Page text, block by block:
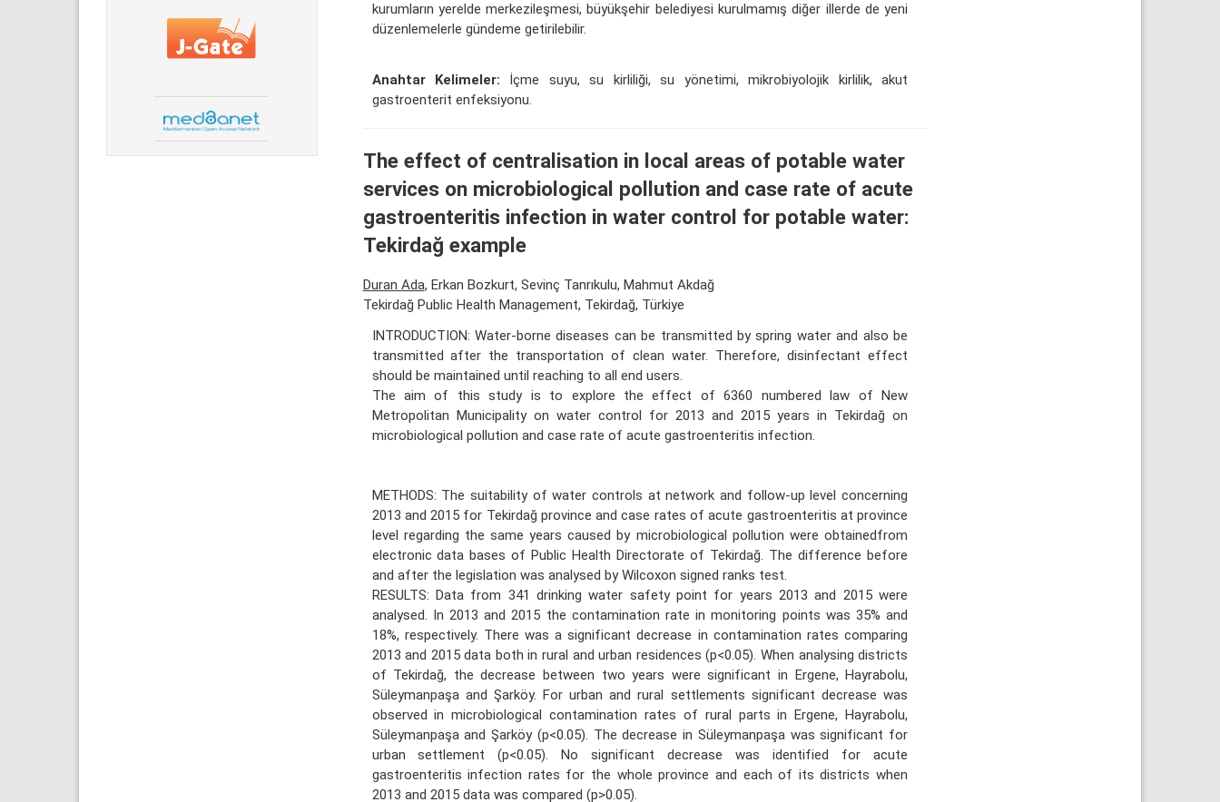
kurumların yerelde merkezileşmesi, büyükşehir belediyesi kurulmamış diğer illerde de yeni
düzenlemelerle gündeme getirilebilir.
Anahtar Kelimeler: İçme suyu, su kirliliği, su yönetimi, mikrobiyolojik kirlilik, akut
gastroenterit enfeksiyonu.
The effect of centralisation in local areas of potable water
services on microbiological pollution and case rate of acute
gastroenteritis infection in water control for potable water:
Tekirdağ example
Duran Ada, Erkan Bozkurt, Sevinç Tanrıkulu, Mahmut Akdağ
Tekirdağ Public Health Management, Tekirdağ, Türkiye
INTRODUCTION: Water-borne diseases can be transmitted by spring water and also be
transmitted after the transportation of clean water. Therefore, disinfectant effect
should be maintained until reaching to all end users.
The aim of this study is to explore the effect of 6360 numbered law of New
Metropolitan Municipality on water control for 2013 and 2015 years in Tekirdağ on
microbiological pollution and case rate of acute gastroenteritis infection.
METHODS: The suitability of water controls at network and follow-up level concerning
2013 and 2015 for Tekirdağ province and case rates of acute gastroenteritis at province
level regarding the same years caused by microbiological pollution were obtainedfrom
electronic data bases of Public Health Directorate of Tekirdağ. The difference before
and after the legislation was analysed by Wilcoxon signed ranks test.
RESULTS: Data from 341 drinking water safety point for years 2013 and 2015 were
analysed. In 2013 and 2015 the contamination rate in monitoring points was 35% and
18%, respectively. There was a significant decrease in contamination rates comparing
2013 and 2015 data both in rural and urban residences (p<0.05). When analysing districts
of Tekirdağ, the decrease between two years were significant in Ergene, Hayrabolu,
Süleymanpaşa and Şarköy. For urban and rural settlements significant decrease was
observed in microbiological contamination rates of rural parts in Ergene, Hayrabolu,
Süleymanpaşa and Şarköy (p<0.05). The decrease in Süleymanpaşa was significant for
urban settlement (p<0.05). No significant decrease was identified for acute
gastroenteritis infection rates for the whole province and each of its districts when
2013 and 2015 data was compared (p>0.05).